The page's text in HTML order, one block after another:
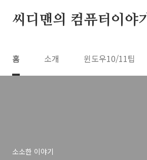
씨디맨의 컴퓨터이야기
홈 소개 윈도우10/11팁
소소한 이야기